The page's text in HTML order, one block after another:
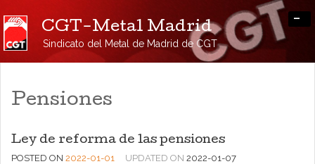
CGT-Metal Madrid
Sindicato del Metal de Madrid de CGT
-
Pensiones
Ley de reforma de las pensiones
POSTED ON 2022-01-01 UPDATED ON 2022-01-07